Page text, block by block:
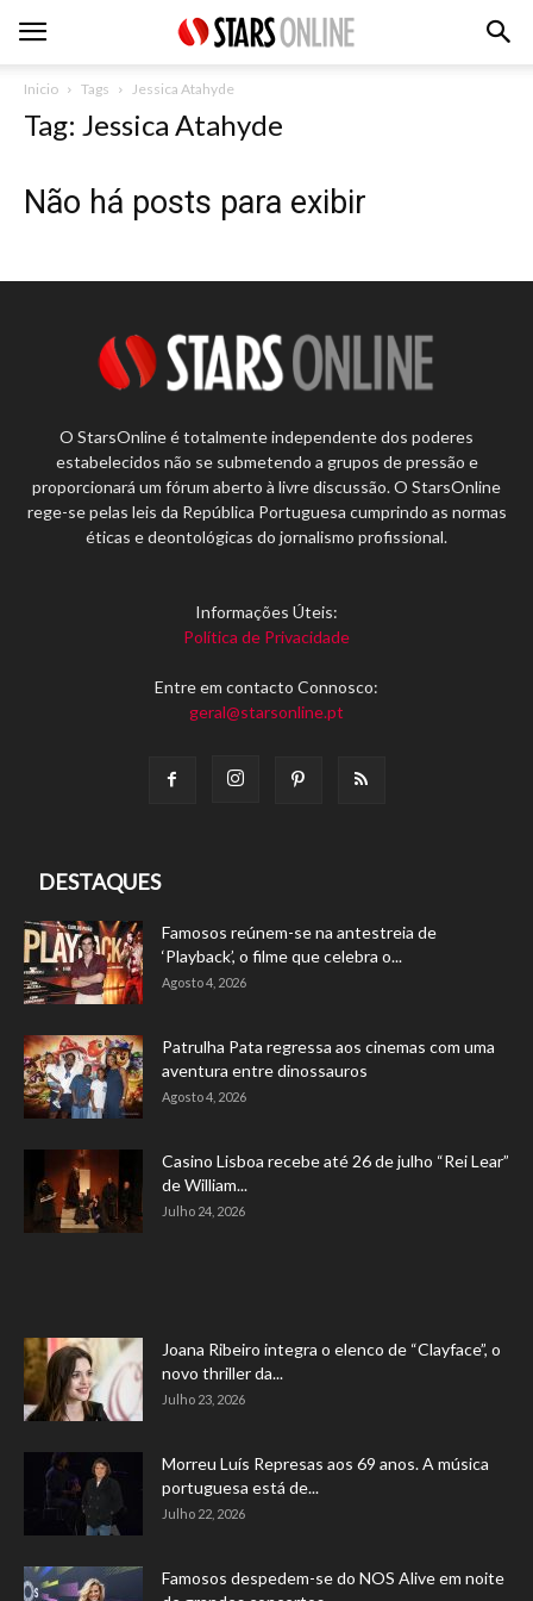
Inicio Tags Jessica Atahyde
Tag: Jessica Atahyde
Não há posts para exibir
O StarsOnline é totalmente independente dos poderes
estabelecidos não se submetendo a grupos de pressão e
proporcionará um fórum aberto à livre discussão. O StarsOnline
rege-se pelas leis da República Portuguesa cumprindo as normas
éticas e deontológicas do jornalismo profissional.
Informações Úteis:
Política de Privacidade
Entre em contacto Connosco:
geral@starsonline.pt
DESTAQUES
Famosos reúnem-se na antestreia de
‘Playback’, o filme que celebra o...
Agosto 4, 2026
Patrulha Pata regressa aos cinemas com uma
aventura entre dinossauros
Agosto 4, 2026
Casino Lisboa recebe até 26 de julho “Rei Lear”
de William...
Julho 24, 2026
Joana Ribeiro integra o elenco de “Clayface”, o
novo thriller da...
Julho 23, 2026
Morreu Luís Represas aos 69 anos. A música
portuguesa está de...
Julho 22, 2026
Famosos despedem-se do NOS Alive em noite